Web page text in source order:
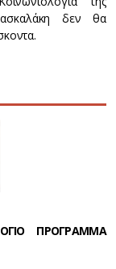
δεν θα
ΠΡΟΓΡΑΜΜΑ